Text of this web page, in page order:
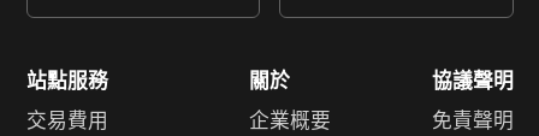
站點服務
交易費用
關於
企業概要
協議聲明
免責聲明